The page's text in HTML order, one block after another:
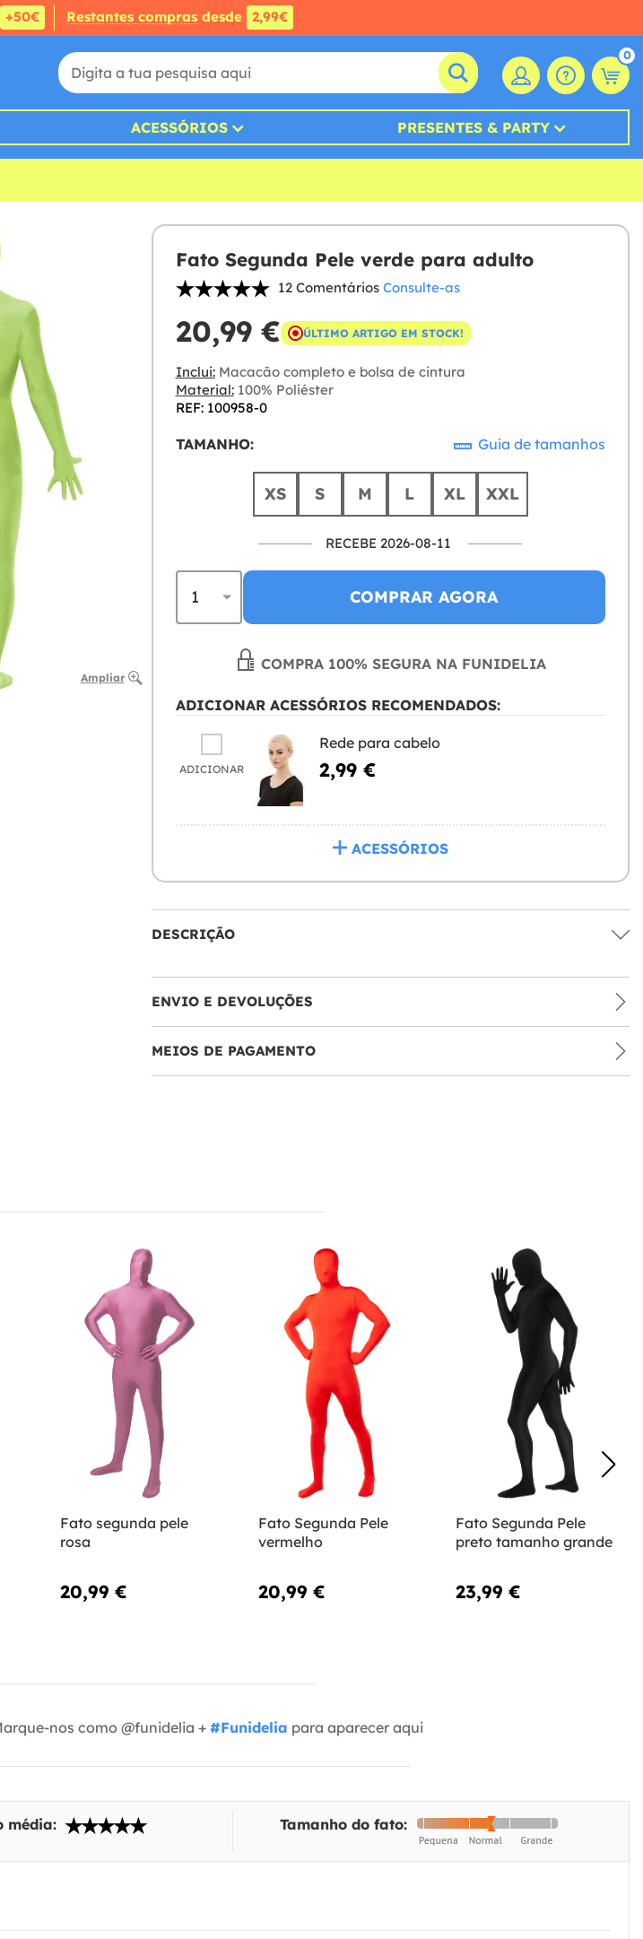
+50€ Restantes compras desde 2,99€
0
ACESSÓRIOS PRESENTES & PARTY
Ampliar
Fato Segunda Pele verde para adulto
12 Comentários Consulte-as
20,99 € ÚLTIMO ARTIGO EM STOCK!
Inclui:Macacão completo e bolsa de cintura
Material:100% Poliéster
REF: 100958-0
TAMANHO: Guia de tamanhos
XS S M L XL XXL
RECEBE 2026-08-11
COMPRAR AGORA
COMPRA 100% SEGURA NA FUNIDELIA
ADICIONAR ACESSÓRIOS RECOMENDADOS:
ADICIONAR
Rede para cabelo
2,99 €
ACESSÓRIOS
DESCRIÇÃO
ENVIO E DEVOLUÇÕES
MEIOS DE PAGAMENTO
Fato segunda pele
rosa
20,99 €
Fato Segunda Pele
vermelho
20,99 €
Fato Segunda Pele
preto tamanho grande
23,99 €
nos como @funidelia + #Funidelia para aparecer aqui
média: Tamanho do fato: